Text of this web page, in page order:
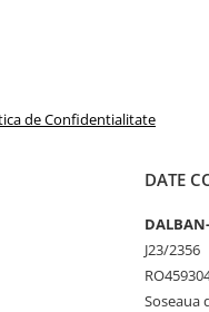
de Confidentialitate
DATE
J23/2356
Soseaua